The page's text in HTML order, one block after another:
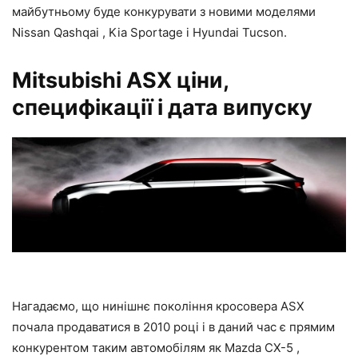
майбутньому буде конкурувати з новими моделями
Nissan Qashqai , Kia Sportage і Hyundai Tucson.
Mitsubishi ASX ціни,
специфікації і дата випуску
Нагадаємо, що нинішнє покоління кросовера ASX
почала продаватися в 2010 році і в даний час є прямим
конкурентом таким автомобілям як Mazda CX-5 ,